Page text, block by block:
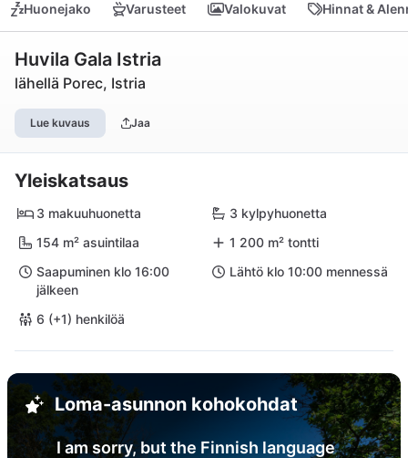
Huonejako Varusteet Valokuvat Hinnat &
Huvila Gala Istria
lähellä Porec, Istria
Lue kuvaus Jaa
Yleiskatsaus
3 makuuhuonetta
3 kylpyhuonetta
154 m² asuintilaa
1 200 m² tontti
Saapuminen klo 16:00
jälkeen
Lähtö klo 10:00 mennessä
6 (+1) henkilöä
Loma-asunnon kohokohdat
I am sorry, but the Finnish language